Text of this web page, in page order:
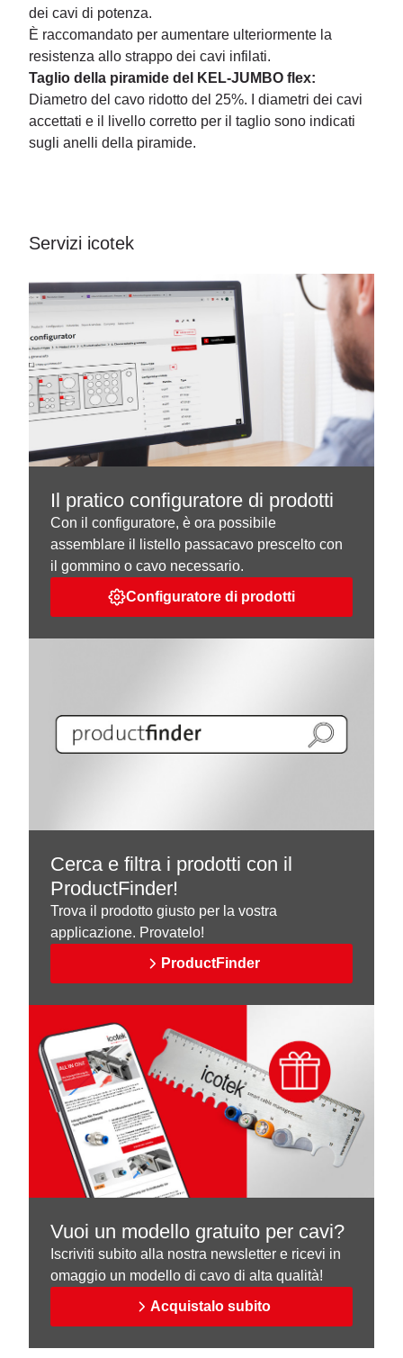
dei cavi di potenza.
È raccomandato per aumentare ulteriormente la
resistenza allo strappo dei cavi infilati.
Taglio della piramide del KEL-JUMBO flex:
Diametro del cavo ridotto del 25%. I diametri dei cavi
accettati e il livello corretto per il taglio sono indicati
sugli anelli della piramide.
Servizi icotek
Il pratico configuratore di prodotti
Con il configuratore, è ora possibile
assemblare il listello passacavo prescelto con
il gommino o cavo necessario.
Configuratore di prodotti
Cerca e filtra i prodotti con il
ProductFinder!
Trova il prodotto giusto per la vostra
applicazione. Provatelo!
ProductFinder
Vuoi un modello gratuito per cavi?
Iscriviti subito alla nostra newsletter e ricevi in
omaggio un modello di cavo di alta qualità!
Acquistalo subito